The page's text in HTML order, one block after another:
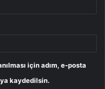
için adım, e-posta
kaydedilsin.